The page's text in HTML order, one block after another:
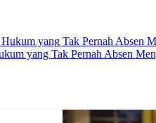
yang Tak Pernah Absen